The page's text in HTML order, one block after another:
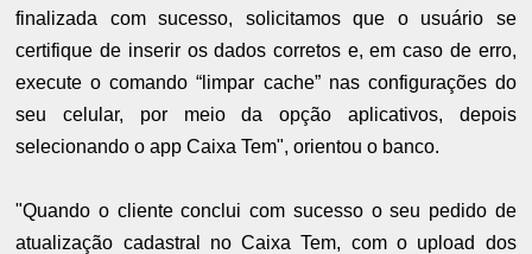
finalizada com sucesso, solicitamos que o usuário se
certifique de inserir os dados corretos e, em caso de erro,
execute o comando “limpar cache” nas configurações do
seu celular, por meio da opção aplicativos, depois
selecionando o app Caixa Tem", orientou o banco.
"Quando o cliente conclui com sucesso o seu pedido de
atualização cadastral no Caixa Tem, com o upload dos